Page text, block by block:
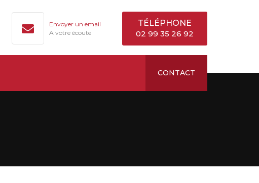
Envoyer un email
A votre écoute
TÉLÉPHONE
02 99 35 26 92
CONTACT